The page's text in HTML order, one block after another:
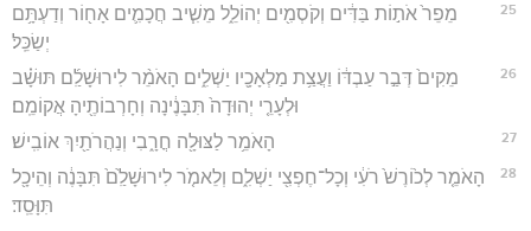
25
מֵפֵר֙ אֹת֣וֹת בַּדִּ֔ים וְקֹסְמִ֖ים יְהוֹלֵ֑ל מֵשִׁ֧יב חֲכָמִ֛ים אָח֖וֹר וְדַעְתָּ֥ם
יְשַׂכֵּֽל׃
26
מֵקִים֙ דְּבַ֣ר עַבְדּ֔וֹ וַעֲצַ֥ת מַלְאָכָ֖יו יַשְׁלִ֑ים הָאֹמֵ֨ר לִירוּשָׁלִַ֜ם תּוּשָׁ֗ב
וּלְעָרֵ֤י יְהוּדָה֙ תִּבָּנֶ֔ינָה וְחָרְבוֹתֶ֖יהָ אֲקוֹמֵֽם׃
27 הָאֹמֵ֥ר לַצּוּלָ֖ה חֳרָ֑בִי וְנַהֲרֹתַ֖יִךְ אוֹבִֽישׁ׃
28
הָאֹמֵ֤ר לְכ֙וֹרֶשׁ֙ רֹעִ֔י וְכָל־חֶפְצִ֖י יַשְׁלִ֑ם וְלֵאמֹ֤ר לִירוּשָׁלִַ֙ם֙ תִּבָּנֶ֔ה וְהֵיכָ֖ל
תִּוָּסֵֽד׃